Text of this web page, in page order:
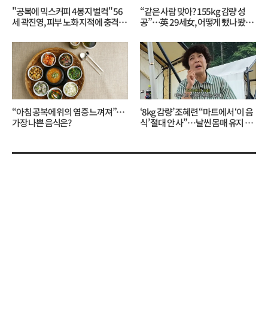
"공복에 믹스커피 4봉지 벌컥" 56
세 곽진영, 피부 노화 지적에 충격…
“같은 사람 맞아? 155kg 감량 성
공”…英 29세女, 어떻게 뺐나 봤더
“아침 공복에 위의 염증 느껴져”…
가장 나쁜 음식은?
‘8kg 감량’ 조혜련 “마트에서 ‘이 음
식’ 절대 안 사”…날씬 몸매 유지 비